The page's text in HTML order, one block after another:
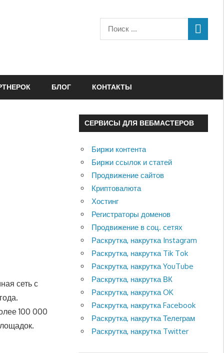
БЛОГ КОНТАКТЫ
сеть с
100 000
СЕРВИСЫ ДЛЯ ВЕБМАСТЕРОВ
Биржи контента
Биржи ссылок и статей
Продвижение сайтов
Криптовалюта
Хостинг
Регистраторы доменов
Продвижение в соц. сетях
Раскрутка, накрутка Instagram
Раскрутка, накрутка Tik Tok
Раскрутка, накрутка YouTube
Раскрутка, накрутка ВК
Раскрутка, накрутка OK
Раскрутка, накрутка Facebook
Раскрутка, накрутка Телеграм
Раскрутка, накрутка Twitter